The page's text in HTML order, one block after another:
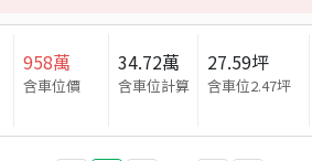
958萬
含車位價
34.72萬
含車位計算
27.59坪
含車位2.47坪